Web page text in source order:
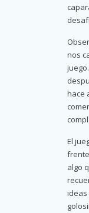
nos
hace
El
algo
ideas